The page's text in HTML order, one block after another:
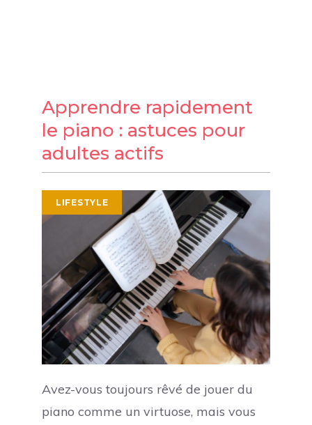
Apprendre rapidement
le piano : astuces pour
adultes actifs
LIFESTYLE
Avez-vous toujours rêvé de jouer du
piano comme un virtuose, mais vous